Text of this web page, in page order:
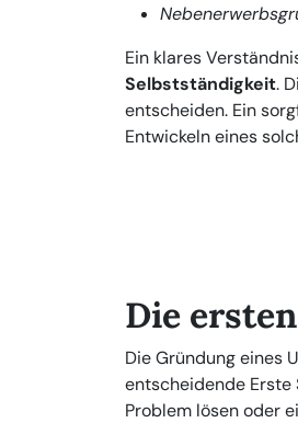
Ein klares
Selbstständigkeit.
entscheiden. Ein
Entwickeln eines
Die
Die Gründung eines
entscheidende
Problem lösen oder